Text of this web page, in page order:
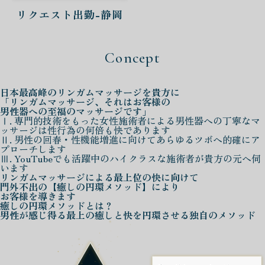
リクエスト出勤-静岡
Concept
日本最高峰の リンガムマッサージを貴方に
「リンガムマッサージ、それはお客様の
男性器への至福のマッサージです」
Ⅰ. 専門的技術をもった女性施術者による男性器への丁寧なマ
ッサージは性行為の何倍も快であります
Ⅱ. 男性の回春・性機能増進に向けてあらゆるツボへ的確にア
プローチします
Ⅲ. YouTubeでも活躍中のハイクラスな施術者が貴方の元へ伺
います
リンガムマッサージによる最上位の快に向けて
門外不出の 【癒しの円環メソッド】 により
お客様を導きます
癒しの円環メソッド とは？
男性が感じ得る最上の癒しと快を円環させる独自のメソッド